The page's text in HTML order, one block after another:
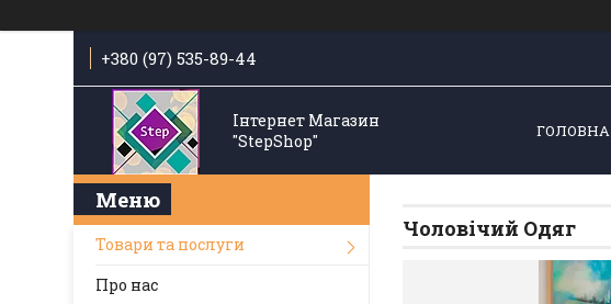
+380 (97) 535-89-44
Інтернет Магазин
"StepShop"
ГОЛОВНА
Чоловічий Одяг
Товари та послуги
Про нас